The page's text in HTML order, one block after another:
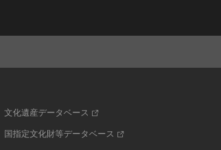
文化遺産データベース
国指定文化財等データベース